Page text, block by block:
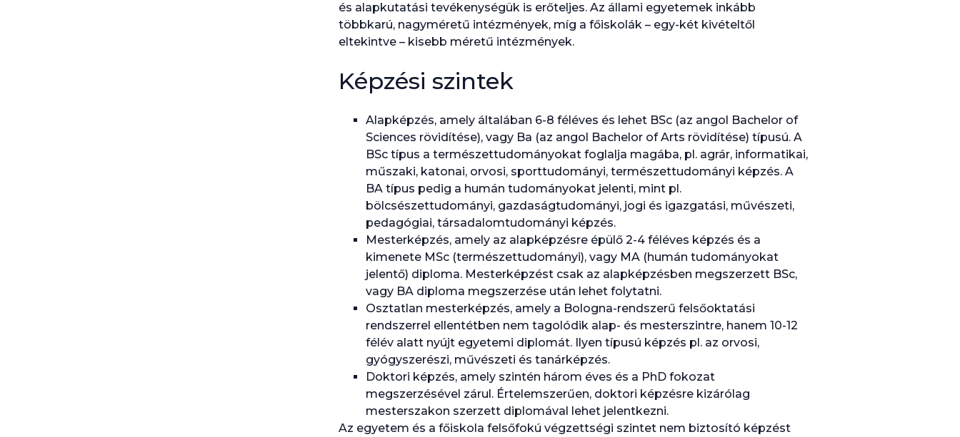
és alapkutatási tevékenységük is erőteljes. Az állami egyetemek inkább
többkarú, nagyméretű intézmények, míg a főiskolák – egy-két kivételtől
eltekintve – kisebb méretű intézmények.
Képzési szintek
Alapképzés, amely általában 6-8 féléves és lehet BSc (az angol Bachelor of
Sciences rövidítése), vagy Ba (az angol Bachelor of Arts rövidítése) típusú. A
BSc típus a természettudományokat foglalja magába, pl. agrár, informatikai,
műszaki, katonai, orvosi, sporttudományi, természettudományi képzés. A
BA típus pedig a humán tudományokat jelenti, mint pl.
bölcsészettudományi, gazdaságtudományi, jogi és igazgatási, művészeti,
pedagógiai, társadalomtudományi képzés.
Mesterképzés, amely az alapképzésre épülő 2-4 féléves képzés és a
kimenete MSc (természettudományi), vagy MA (humán tudományokat
jelentő) diploma. Mesterképzést csak az alapképzésben megszerzett BSc,
vagy BA diploma megszerzése után lehet folytatni.
Osztatlan mesterképzés, amely a Bologna-rendszerű felsőoktatási
rendszerrel ellentétben nem tagolódik alap- és mesterszintre, hanem 10-12
félév alatt nyújt egyetemi diplomát. Ilyen típusú képzés pl. az orvosi,
gyógyszerészi, művészeti és tanárképzés.
Doktori képzés, amely szintén három éves és a PhD fokozat
megszerzésével zárul. Értelemszerűen, doktori képzésre kizárólag
mesterszakon szerzett diplomával lehet jelentkezni.
Az egyetem és a főiskola felsőfokú végzettségi szintet nem biztosító képzést